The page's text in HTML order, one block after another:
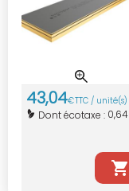
43,04€TTC / unité(s)
Dont écotaxe : 0,64